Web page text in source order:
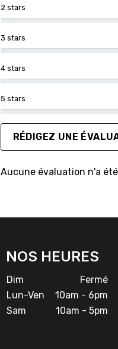
2 stars
3 stars
4 stars
5 stars
RÉDIGEZ UNE
Aucune évaluation n'a
NOS HEURES
Dim
Fermé
Lun-Ven
10am - 6pm
Sam
10am - 5pm